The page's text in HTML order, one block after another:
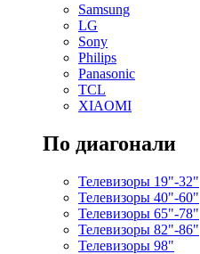
Samsung
LG
Sony
Philips
Panasonic
TCL
XIAOMI
По диагонали
Телевизоры 19"-32"
Телевизоры 40"-60"
Телевизоры 65"-78"
Телевизоры 82"-86"
Телевизоры 98"